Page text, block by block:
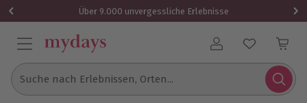
Über 9.000 unvergessliche Erlebnisse
Benutzerkonto
Suche nach Erlebnissen, Orten...